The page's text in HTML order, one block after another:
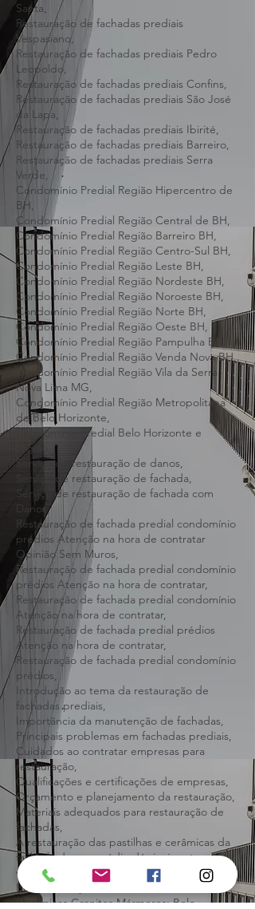
Lima,
Restauração de fachadas prediais Lagoa
Santa,
Restauração de fachadas prediais
Vespasiano,
Restauração de fachadas prediais Pedro
Leopoldo,
Restauração de fachadas prediais Confins,
Restauração de fachadas prediais São José
da Lapa,
Restauração de fachadas prediais Ibirité,
Restauração de fachadas prediais Barreiro,
Restauração de fachadas prediais Serra
Verde,
Condomínio Predial Região Hipercentro de
BH,
Condomínio Predial Região Central de BH,
Condomínio Predial Região Barreiro BH,
Condomínio Predial Região Centro-Sul BH,
Condomínio Predial Região Leste BH,
Condomínio Predial Região Nordeste BH,
Condomínio Predial Região Noroeste BH,
Condomínio Predial Região Norte BH,
Condomínio Predial Região Oeste BH,
Condomínio Predial Região Pampulha BH,
Condomínio Predial Região Venda Nova BH,
Condomínio Predial Região Vila da Serra
Nova Lima MG,
Condomínio Predial Região Metropolitana
de Belo Horizonte,
Condomínio Predial Belo Horizonte e
região,
Serviço de restauração de danos,
Serviço de restauração de fachada,
Serviço de restauração de fachada com
Danos,
Restauração de fachada predial condomínio
prédios Atenção na hora de contratar
Opinião Sem Muros,
Restauração de fachada predial condomínio
prédios Atenção na hora de contratar,
Restauração de fachada predial condomínio
Atenção na hora de contratar,
Restauração de fachada predial prédios
Atenção na hora de contratar,
Restauração de fachada predial condomínio
prédios,
Introdução ao tema da restauração de
fachadas prediais,
Importância da manutenção de fachadas,
Principais problemas em fachadas prediais,
Cuidados ao contratar empresas para
restauração,
Qualificações e certificações de empresas,
Orçamento e planejamento da restauração,
Materiais adequados para restauração de
fachadas,
A restauração das pastilhas e cerâmicas da
fachada do seu prédio dá sinais antes de
virar problema sério,